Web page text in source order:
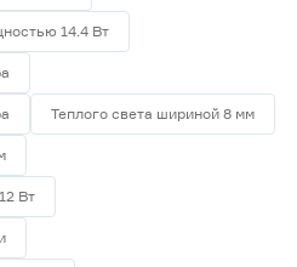
14.4 Вт
Теплого света шириной 8 мм
Вт